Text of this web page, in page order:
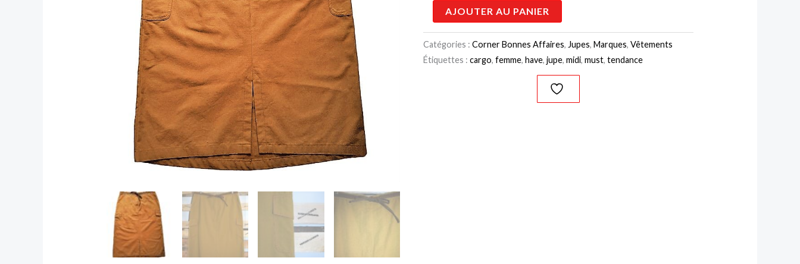
AJOUTER AU PANIER
Catégories :Corner Bonnes Affaires, Jupes,Marques,Vêtements
Étiquettes :cargo,femme,have,jupe,midi,must,tendance